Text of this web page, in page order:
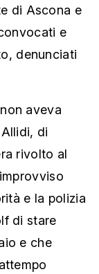
di Ascona e
e
denunciati
aveva
di
rivolto al
e la polizia
di stare
e che